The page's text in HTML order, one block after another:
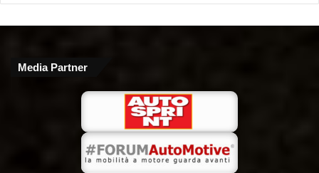
Media Partner